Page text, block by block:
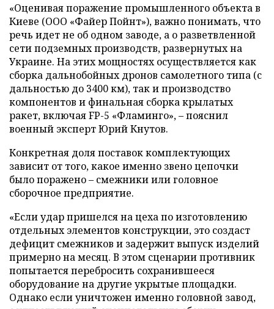
«Оценивая поражение промышленного объекта в
Киеве (ООО «Файер Пойнт»), важно понимать, что
речь идет не об одном заводе, а о разветвленной
сети подземных производств, развернутых на
Украине. На этих мощностях осуществляется как
сборка дальнобойных дронов самолетного типа (с
дальностью до 3400 км), так и производство
компонентов и финальная сборка крылатых
ракет, включая FP-5 «Фламинго», – пояснил
военный эксперт Юрий Кнутов.
Конкретная доля поставок комплектующих
зависит от того, какое именно звено цепочки
было поражено – смежники или головное
сборочное предприятие.
«Если удар пришелся на цеха по изготовлению
отдельных элементов конструкции, это создаст
дефицит смежников и задержит выпуск изделий
примерно на месяц. В этом сценарии противник
попытается перебросить сохранившееся
оборудование на другие укрытые площадки.
Однако если уничтожен именно головной завод,